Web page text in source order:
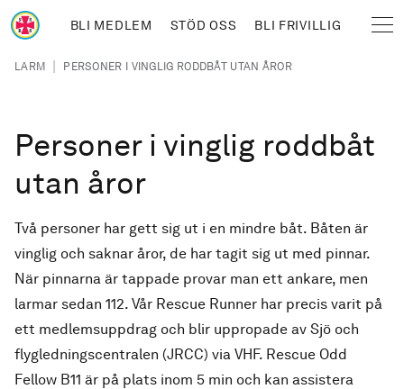
Hoppa till huvudinnehåll
BLI MEDLEM STÖD OSS BLI FRIVILLIG
Länkstig
LARM | PERSONER I VINGLIG RODDBÅT UTAN ÅROR
Personer i vinglig roddbåt
utan åror
Två personer har gett sig ut i en mindre båt. Båten är
vinglig och saknar åror, de har tagit sig ut med pinnar.
När pinnarna är tappade provar man ett ankare, men
larmar sedan 112. Vår Rescue Runner har precis varit på
ett medlemsuppdrag och blir uppropade av Sjö och
flygledningscentralen (JRCC) via VHF. Rescue Odd
Fellow B11 är på plats inom 5 min och kan assistera